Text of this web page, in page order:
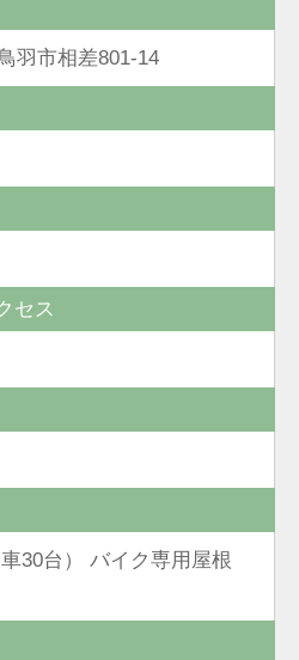
羽市相差801-14
セス
30台） バイク専用屋根